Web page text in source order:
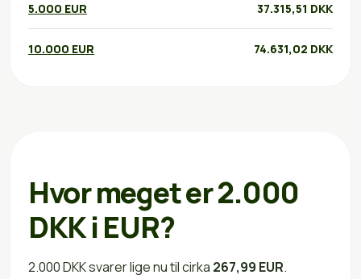
5.000 EUR 37.315,51 DKK
10.000 EUR 74.631,02 DKK
Hvor meget er 2.000
DKK i EUR?
2.000 DKK svarer lige nu til cirka 267,99 EUR.